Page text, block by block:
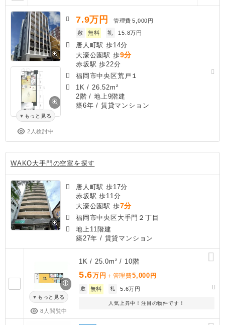
もっと見る
2人検討中
7.9万円 管理費 5,000円
敷
無料 礼 15.8万円
唐人町駅 歩14分
大濠公園駅 歩9分
赤坂駅 歩22分
福岡市中央区荒戸１
1K / 26.52m²
2階 / 地上9階建
築6年 / 賃貸マンション
WAKO大手門の空室を探す
唐人町駅 歩17分
赤坂駅 歩11分
大濠公園駅 歩7分
福岡市中央区大手門２丁目
地上11階建
築27年 / 賃貸マンション
もっと見る
8人閲覧中
1K / 25.0m² / 10階
5.6万円 ＋管理費5,000 円
敷 無料 礼 5.6万円
人気上昇中！注目の物件です！